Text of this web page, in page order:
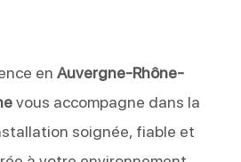
en Auvergne-Rhône-
vous accompagne dans la
soignée, fiable et